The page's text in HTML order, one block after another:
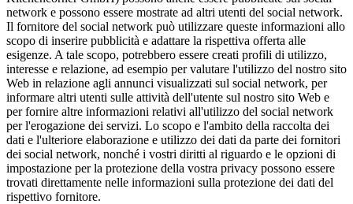
network e possono essere mostrate ad altri utenti del social network.
Il fornitore del social network può utilizzare queste informazioni allo
scopo di inserire pubblicità e adattare la rispettiva offerta alle
esigenze. A tale scopo, potrebbero essere creati profili di utilizzo,
interesse e relazione, ad esempio per valutare l'utilizzo del nostro sito
Web in relazione agli annunci visualizzati sul social network, per
informare altri utenti sulle attività dell'utente sul nostro sito Web e
per fornire altre informazioni relativi all'utilizzo del social network
per l'erogazione dei servizi. Lo scopo e l'ambito della raccolta dei
dati e l'ulteriore elaborazione e utilizzo dei dati da parte dei fornitori
dei social network, nonché i vostri diritti al riguardo e le opzioni di
impostazione per la protezione della vostra privacy possono essere
trovati direttamente nelle informazioni sulla protezione dei dati del
rispettivo fornitore.